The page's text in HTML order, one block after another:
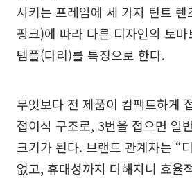
시키는 프레임에 세 가지 틴트
핑크)에 따라 다른 디자인의 토
템플(다리)를 특징으로 한다.
무엇보다 전 제품이 컴팩트하게
접이식 구조로, 3번을 접으면 일
크기가 된다. 브랜드 관계자는 “
없고, 휴대성까지 더해지니 효율